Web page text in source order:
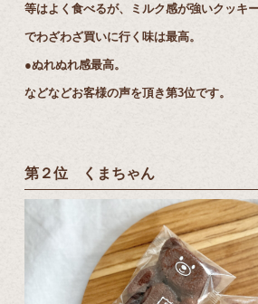
等はよく食べるが、ミルク感が強いクッキ
でわざわざ買いに行く味は最高。
●ぬれぬれ感最高。
などなどお客様の声を頂き第3位です。
第２位 くまちゃん